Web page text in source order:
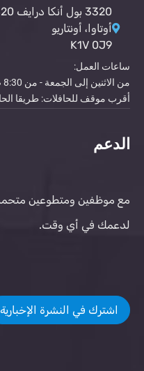
3320 بول أنكا درايف 3320
أوتاوا، أونتاريو
K1V 0J9
ساعات العمل:
من الاثنين إلى الجمعة - من 8:30 صباحاً إلى 4:30 مساءً
أقرب موقف للحافلات: طريقا الحافلات
الدعم
مع موظفين ومتطوعين
لدعمك في أي وقت.
اشترك في النشرة الإخبارية